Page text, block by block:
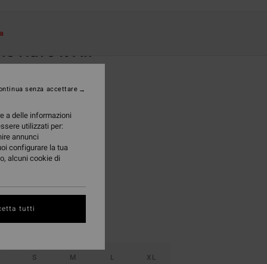
Have It All
(1 Recensioni)
€
OFFERTA 25%
Orange Pop
S M L XL
a delle informazioni
utilizzati per:
annunci
configurare la tua
alcuni cookie di
senza accettare
tutti